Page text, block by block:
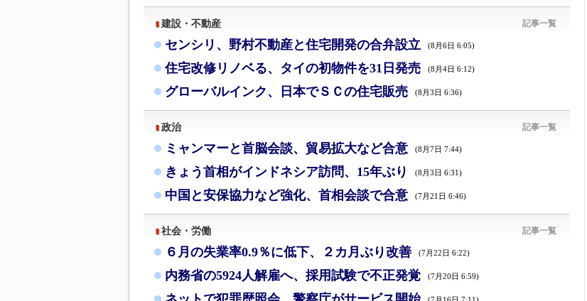
建設・不動産 記事一覧
センシリ、野村不動産と住宅開発の合弁設立 (8月6日 6:05)
住宅改修リノベる、タイの初物件を31日発売 (8月4日 6:12)
グローバルインク、日本でＳＣの住宅販売 (8月3日 6:36)
政治 記事一覧
ミャンマーと首脳会談、貿易拡大など合意 (8月7日 7:44)
きょう首相がインドネシア訪問、15年ぶり (8月3日 6:31)
中国と安保協力など強化、首相会談で合意 (7月21日 6:46)
社会・労働 記事一覧
６月の失業率0.9％に低下、２カ月ぶり改善 (7月22日 6:22)
内務省の5924人解雇へ、採用試験で不正発覚 (7月20日 6:59)